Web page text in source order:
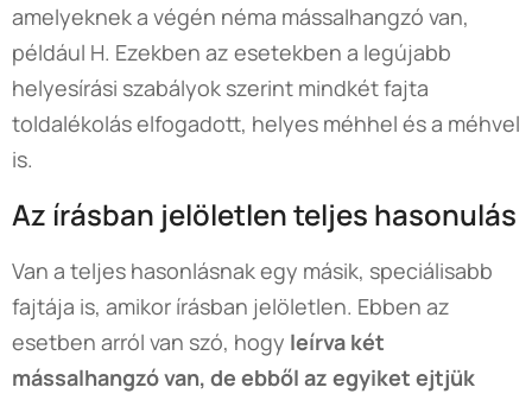
amelyeknek a végén néma mássalhangzó van,
például H. Ezekben az esetekben a legújabb
helyesírási szabályok szerint mindkét fajta
toldalékolás elfogadott, helyes méhhel és a méhvel
is.
Az írásban jelöletlen teljes hasonulás
Van a teljes hasonlásnak egy másik, speciálisabb
fajtája is, amikor írásban jelöletlen. Ebben az
esetben arról van szó, hogy leírva két
mássalhangzó van, de ebből az egyiket ejtjük